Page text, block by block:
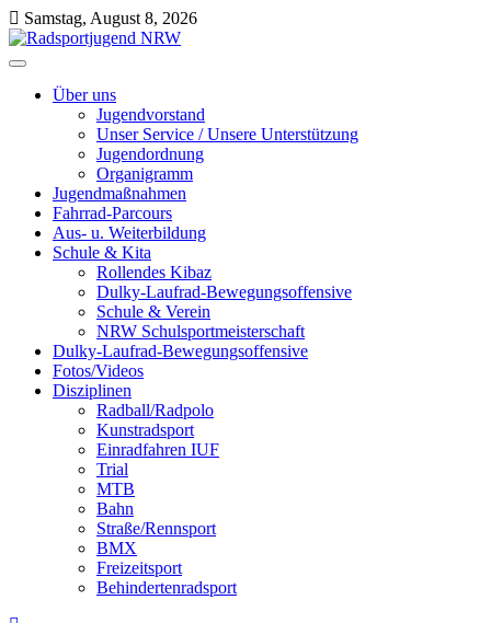
Skip
to
content
Samstag, August 8, 2026
Über uns
Jugendvorstand
Unser Service / Unsere Unterstützung
Jugendordnung
Organigramm
Jugendmaßnahmen
Fahrrad-Parcours
Aus- u. Weiterbildung
Schule & Kita
Rollendes Kibaz
Dulky-Laufrad-Bewegungsoffensive
Schule & Verein
NRW Schulsportmeisterschaft
Dulky-Laufrad-Bewegungsoffensive
Fotos/Videos
Disziplinen
Radball/Radpolo
Kunstradsport
Einradfahren IUF
Trial
MTB
Bahn
Straße/Rennsport
BMX
Freizeitsport
Behindertenradsport